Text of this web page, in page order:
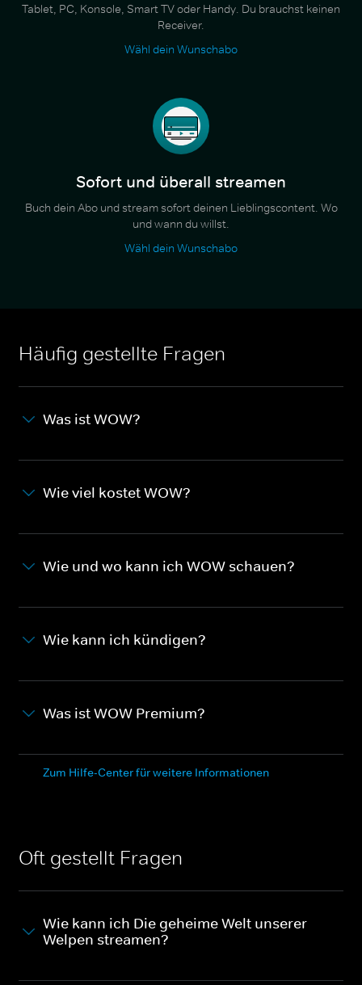
Tablet, PC, Konsole, Smart TV oder Handy. Du brauchst keinen
Receiver.
Wähl dein Wunschabo
Sofort und überall streamen
Buch dein Abo und stream sofort deinen Lieblingscontent. Wo
und wann du willst.
Wähl dein Wunschabo
Häufig gestellte Fragen
Was ist WOW?
Wie viel kostet WOW?
Wie und wo kann ich WOW schauen?
Wie kann ich kündigen?
Was ist WOW Premium?
Zum Hilfe-Center für weitere Informationen
Oft gestellt Fragen
Wie kann ich Die geheime Welt unserer
Welpen streamen?